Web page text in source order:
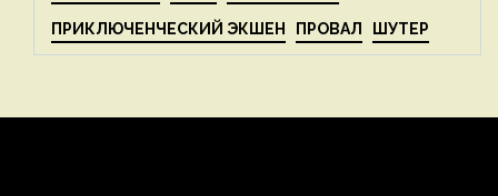
ПРИКЛЮЧЕНЧЕСКИЙ ЭКШЕН ПРОВАЛ ШУТЕР